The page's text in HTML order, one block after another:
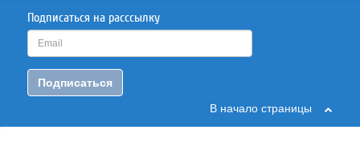
Подписаться на расссылку
Подписаться
В начало страницы